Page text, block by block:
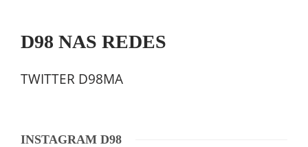
D98 NAS REDES
TWITTER D98MA
INSTAGRAM D98